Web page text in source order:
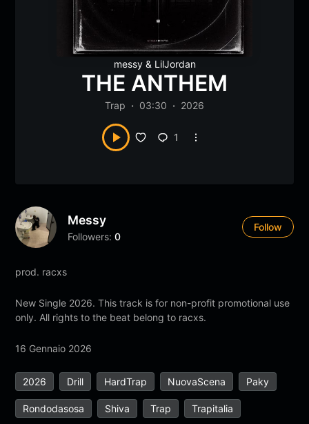
messy& LilJordan
THE ANTHEM
Trap 03:30 2026
1
Messy
Followers: 0
Follow
prod. racxs
New Single 2026. This track is for non-profit promotional use
only. All rights to the beat belong to racxs.
16 Gennaio 2026
2026 Drill HardTrap NuovaScena Paky
Rondodasosa Shiva Trap Trapitalia